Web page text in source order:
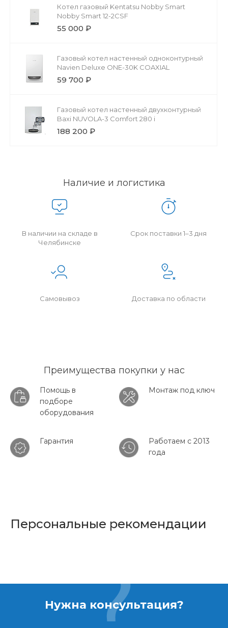
Котел газовый Kentatsu Nobby Smart
Nobby Smart 12-2CSF
55 000 ₽
Газовый котел настенный одноконтурный
Navien Deluxe ONE-30K COAXIAL
59 700 ₽
Газовый котел настенный двухконтурный
Baxi NUVOLA-3 Comfort 280 i
188 200 ₽
Наличие и логистика
В наличии на складе в
Челябинске
Срок поставки 1–3 дня
Самовывоз Доставка по области
Преимущества покупки у нас
Помощь в
подборе
оборудования
Монтаж под ключ
Гарантия
Работаем с 2013
года
Персональные рекомендации
Нужна консультация?